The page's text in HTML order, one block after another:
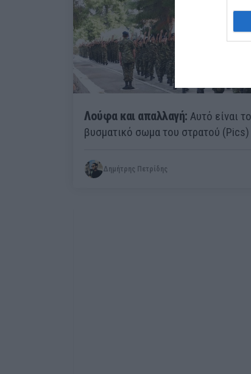
Λούφα και απαλλαγή: Αυτό είναι
βυσματικό σωμα του στρατού (Pics)
Δημήτρης Πετρίδης